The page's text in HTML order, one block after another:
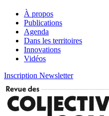
À propos
Publications
Agenda
Dans les territoires
Innovations
Vidéos
Inscription Newsletter